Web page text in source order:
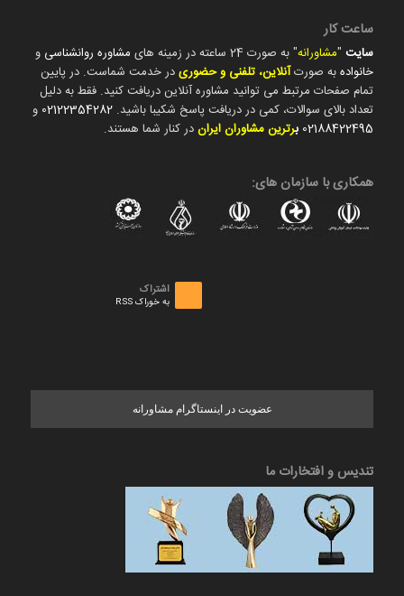
ساعت کار
سایت"مشاورانه" به صورت 24 ساعته در زمینه های مشاوره روانشناسی و
خانوادهبه صورتآنلاین، تلفنی و حضوریدر خدمت شماست. در پایین
تمام صفحات مرتبط می توانید مشاوره آنلاین دریافت کنید. فقط به دلیل
تعداد بالای سوالات، کمی در دریافت پاسخ شکیبا باشید. 02122354282 و
02188422495 برترین مشاوران ایراندر کنار شما هستند.
همکاری با سازمان های:
اشتراک
به خوراک RSS
عضویت در اینستاگرام مشاورانه
تندیس و افتخارات ما